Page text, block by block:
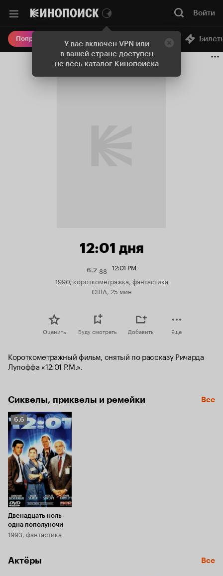
У вас включен VPN или
в вашей стране доступен
не весь каталог Кинопоиска
Войти
Попробовать Плюс Онлайн-кинотеатр
12:01 дня
6.2Рейтинг
88 12:01 PM
1990, короткометражка, фантастика
США, 25 мин
Оценить Буду смотреть Добавить Еще
Короткометражный фильм, снятый по рассказу Ричарда
Лупоффа «12:01 P.M.».
Сиквелы, приквелы и ремейки Все
Рейтинг
Кинопоиска
6.6
6.6
Двенадцать ноль
одна пополуночи
1993, фантастика
Актёры Все